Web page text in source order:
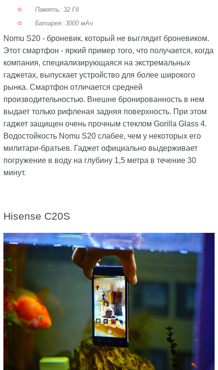
Память: 32 Гб
Батарея: 3000 мАч
Nomu S20 - броневик, который не выглядит броневиком.
Этот смартфон - яркий пример того, что получается, когда
компания, специализирующаяся на экстремальных
гаджетах, выпускает устройство для более широкого
рынка. Смартфон отличается средней
производительностью. Внешне бронированность в нем
выдает только рифленая задняя поверхность. При этом
гаджет защищен очень прочным стеклом Gorilla Glass 4.
Водостойкость Nomu S20 слабее, чем у некоторых его
милитари-братьев. Гаджет официально выдерживает
погружение в воду на глубину 1,5 метра в течение 30
минут.
Hisense C20S